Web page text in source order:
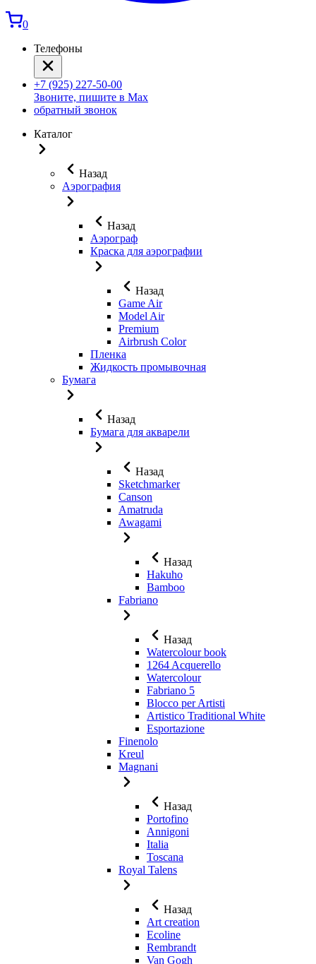
0
Телефоны
+7 (925) 227-50-00
Звоните, пишите в Max
обратный звонок
Каталог
Назад
Аэрография
Назад
Аэрограф
Краска для аэрографии
Назад
Game Air
Model Air
Premium
Airbrush Color
Пленка
Жидкость промывочная
Бумага
Назад
Бумага для акварели
Назад
Sketchmarker
Canson
Amatruda
Awagami
Назад
Hakuho
Bamboo
Fabriano
Назад
Watercolour book
1264 Acquerello
Watercolour
Fabriano 5
Blocco per Artisti
Artistico Traditional White
Esportazione
Finenolo
Kreul
Magnani
Назад
Portofino
Annigoni
Italia
Toscana
Royal Talens
Назад
Art creation
Ecoline
Rembrandt
Van Gogh